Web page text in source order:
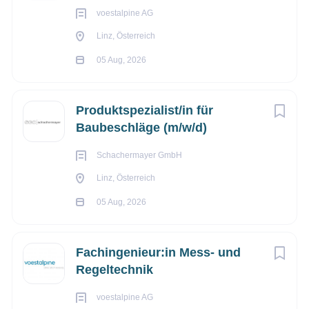
voestalpine AG
Linz, Österreich
05 Aug, 2026
Produktspezialist/in für
Baubeschläge (m/w/d)
Schachermayer GmbH
Linz, Österreich
05 Aug, 2026
Fachingenieur:in Mess- und
Regeltechnik
voestalpine AG